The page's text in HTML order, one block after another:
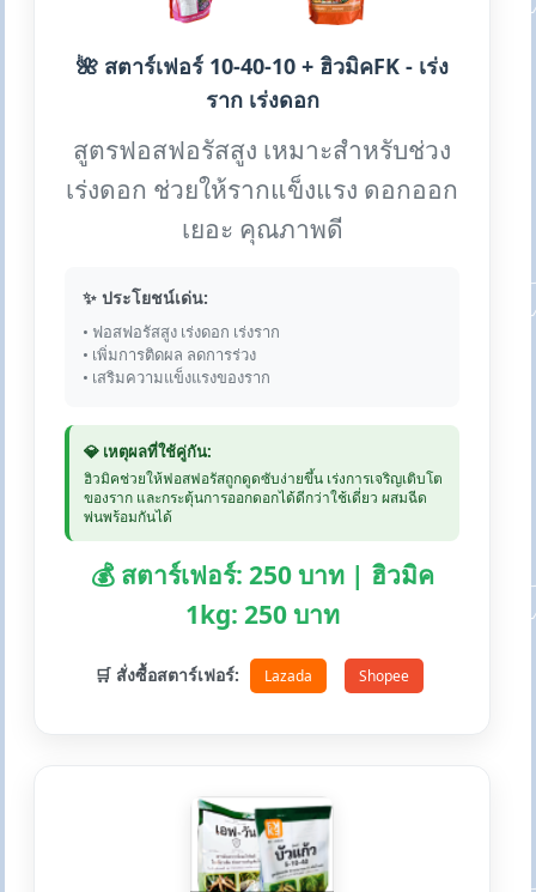
🌺 สตาร์เฟอร์ 10-40-10 + ฮิวมิคFK - เร่ง
ราก เร่งดอก
สูตรฟอสฟอรัสสูง เหมาะสำหรับช่วง
เร่งดอก ช่วยให้รากแข็งแรง ดอกออก
เยอะ คุณภาพดี
✨ ประโยชน์เด่น:
• ฟอสฟอรัสสูง เร่งดอก เร่งราก
• เพิ่มการติดผล ลดการร่วง
• เสริมความแข็งแรงของราก
💎 เหตุผลที่ใช้คู่กัน:
ฮิวมิคช่วยให้ฟอสฟอรัสถูกดูดซับง่ายขึ้น เร่งการเจริญเติบโต
ของราก และกระตุ้นการออกดอกได้ดีกว่าใช้เดี่ยว ผสมฉีด
พ่นพร้อมกันได้
💰 สตาร์เฟอร์: 250 บาท | ฮิวมิค
1kg: 250 บาท
🛒 สั่งซื้อสตาร์เฟอร์: Lazada Shopee